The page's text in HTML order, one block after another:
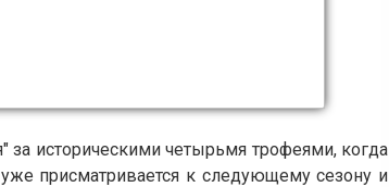
историческими четырьмя трофеями, когда
присматривается к следующему сезону и